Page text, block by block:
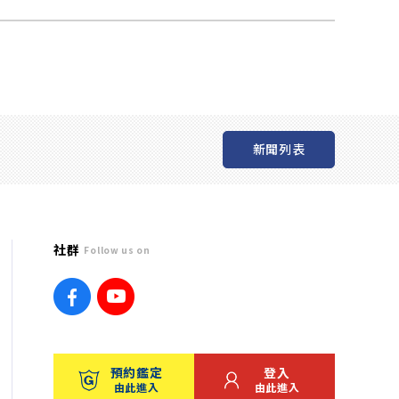
新聞列表
社群 Follow us on
預約鑑定
由此進入
登入
由此進入